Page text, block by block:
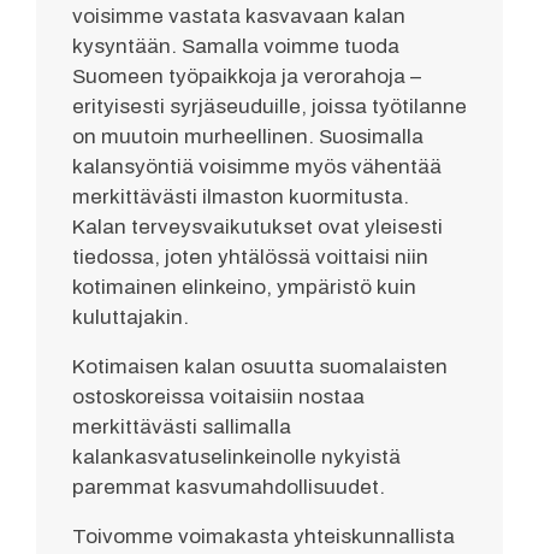
voisimme vastata kasvavaan kalan
kysyntään. Samalla voimme tuoda
Suomeen työpaikkoja ja verorahoja –
erityisesti syrjäseuduille, joissa työtilanne
on muutoin murheellinen. Suosimalla
kalansyöntiä voisimme myös vähentää
merkittävästi ilmaston kuormitusta.
Kalan terveysvaikutukset ovat yleisesti
tiedossa, joten yhtälössä voittaisi niin
kotimainen elinkeino, ympäristö kuin
kuluttajakin.
Kotimaisen kalan osuutta suomalaisten
ostoskoreissa voitaisiin nostaa
merkittävästi sallimalla
kalankasvatuselinkeinolle nykyistä
paremmat kasvumahdollisuudet.
Toivomme voimakasta yhteiskunnallista